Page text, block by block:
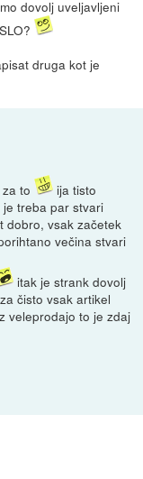
dovolj uveljavljeni
druga kot je
to
ija tisto
treba par stvari
dobro, vsak začetek
večina stvari
itak je strank dovolj
čisto vsak artikel
veleprodajo to je zdaj